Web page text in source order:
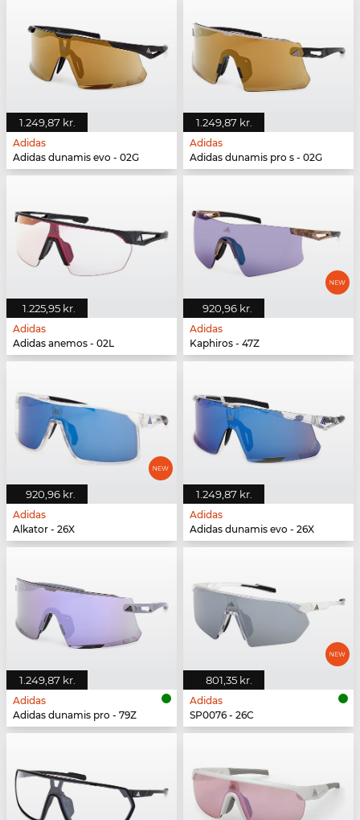
1.249,87 kr.
Adidas
Adidas dunamis evo - 02G
1.249,87 kr.
Adidas
Adidas dunamis pro s - 02G
1.225,95 kr.
Adidas
Adidas anemos - 02L
920,96 kr.
Adidas
Kaphiros - 47Z
920,96 kr.
Adidas
Alkator - 26X
1.249,87 kr.
Adidas
Adidas dunamis evo - 26X
1.249,87 kr.
Adidas
Adidas dunamis pro - 79Z
801,35 kr.
Adidas
SP0076 - 26C